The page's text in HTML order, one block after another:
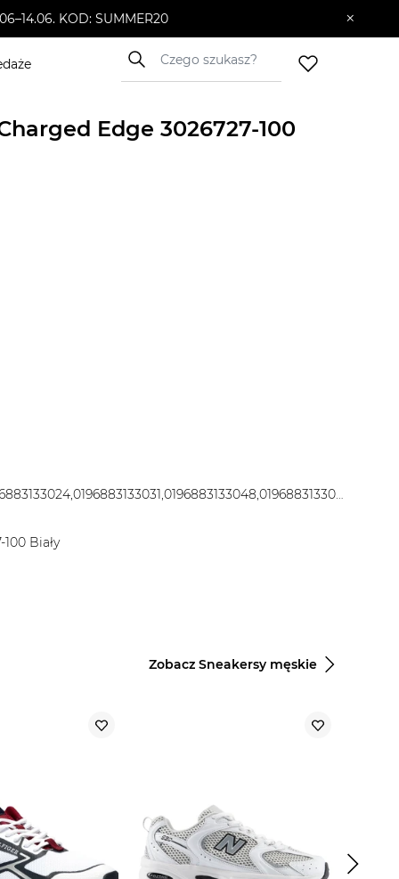
KOD: SUMMER20 ×
Edge 3026727-100
0196883132997,0196883133000,0196883133017,0196883133024,0196883133031,0196883133048,0196883133055,0196883133062,0196883133079,0196883133086,0196883133093,0196883133109,0196883133116,0196883133123,0196883133130
Biały
Zobacz Sneakersy męskie